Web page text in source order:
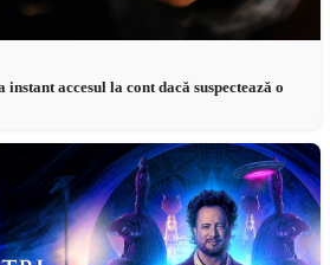
accesul la cont dacă suspectează o